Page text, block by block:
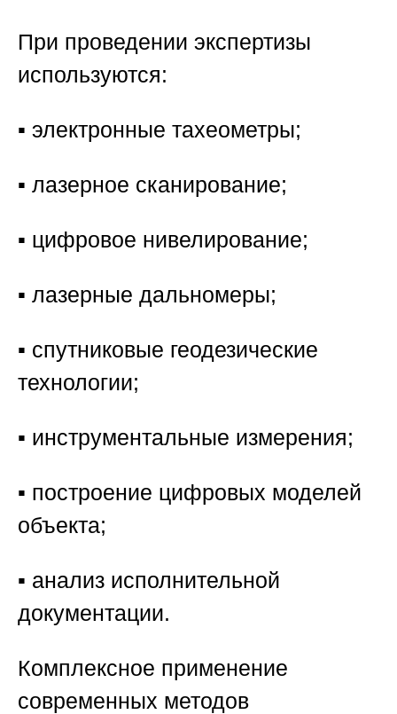
При проведении экспертизы
используются:
▪️ электронные тахеометры;
▪️ лазерное сканирование;
▪️ цифровое нивелирование;
▪️ лазерные дальномеры;
▪️ спутниковые геодезические
технологии;
▪️ инструментальные измерения;
▪️ построение цифровых моделей
объекта;
▪️ анализ исполнительной
документации.
Комплексное применение
современных методов